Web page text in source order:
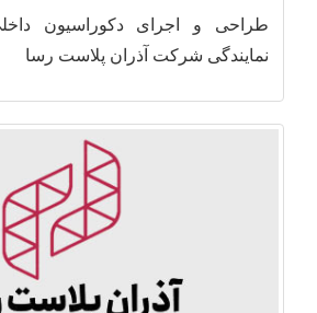
طراحی و اجرای دکوراسیون
نمایندگی شرکت آذران پلاست رسا